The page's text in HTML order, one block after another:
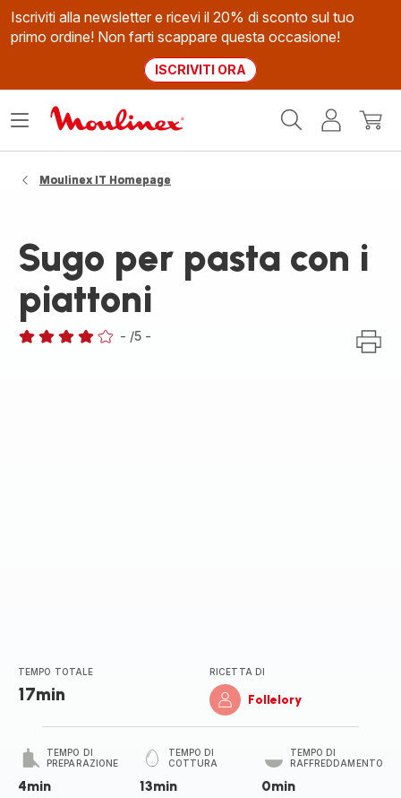
Iscriviti alla newsletter e ricevi il 20% di sconto sul tuo
primo ordine! Non farti scappare questa occasione!
ISCRIVITI ORA
Il
Apri
Moulinex IT Homepage
Sugo per pasta con i
piattoni
- /5 -
TEMPO TOTALE
17min
RICETTA DI
Follelory
TEMPO DI
PREPARAZIONE
4min
TEMPO DI
COTTURA
13min
TEMPO DI
RAFFREDDAMENTO
0min